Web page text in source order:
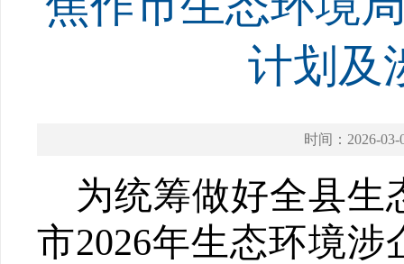
计划及
时间：2026-03-
为统筹做好全县生
市2026年生态环境涉